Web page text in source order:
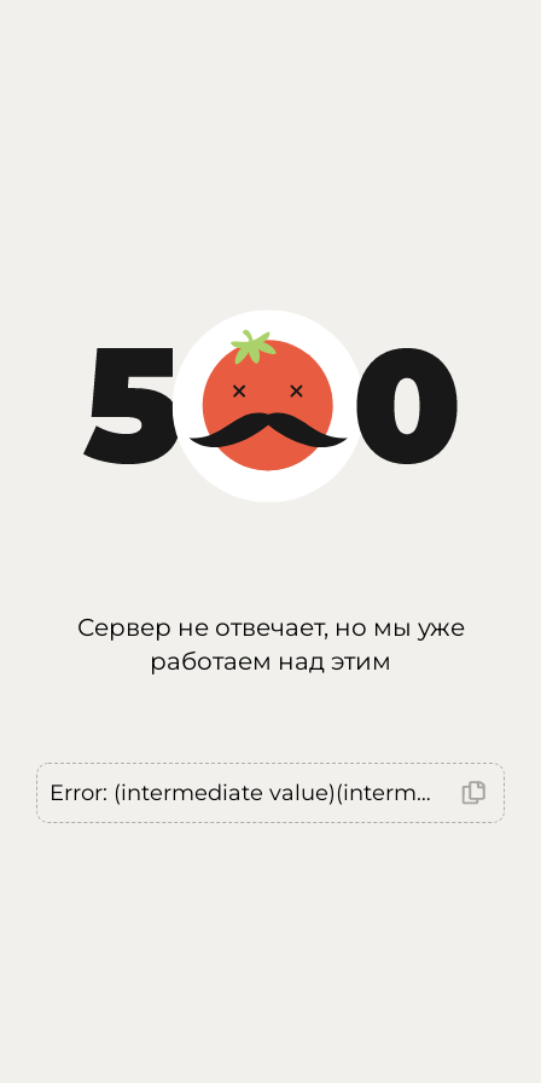
Сервер не отвечает, но мы уже
работаем над этим
Error: (intermediate value)(intermediate value)(intermediate value).replaceAll is not a function